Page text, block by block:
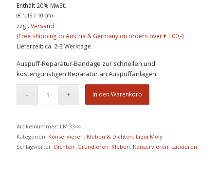
Enthält 20% MwSt.
(€1,15 / 10 cm)
zzgl. Versand
Lieferzeit: ca. 2-3 Werktage
Auspuff-Reparatur-Bandage zur schnellen und
kostengünstigen Reparatur an Auspuffanlagen.
In den Warenkorb
Artikelnummer: LM 3344
Kategorien: Konservieren, Kleben & Dichten, Liqui Moly
Schlagwörter: Dichten, Grundieren, Kleben, Konservieren, Lackieren